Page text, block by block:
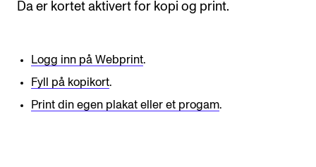
Læringsressurser
Si ifra!
Da er kortet aktivert for kopi og print.
Logg inn på Webprint.
Fyll på kopikort.
Print din egen plakat eller et progam.